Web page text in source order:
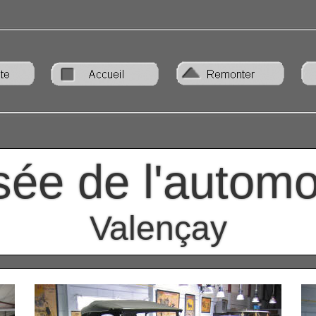
de
Valençay